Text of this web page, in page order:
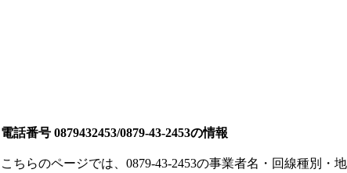
電話番号 0879432453/0879-43-2453の情報
こちらのページでは、 0879-43-2453の事業者名・回線種別・